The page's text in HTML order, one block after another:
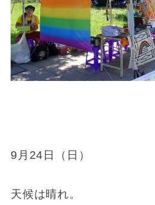
9月24日（日）
天候は晴れ。